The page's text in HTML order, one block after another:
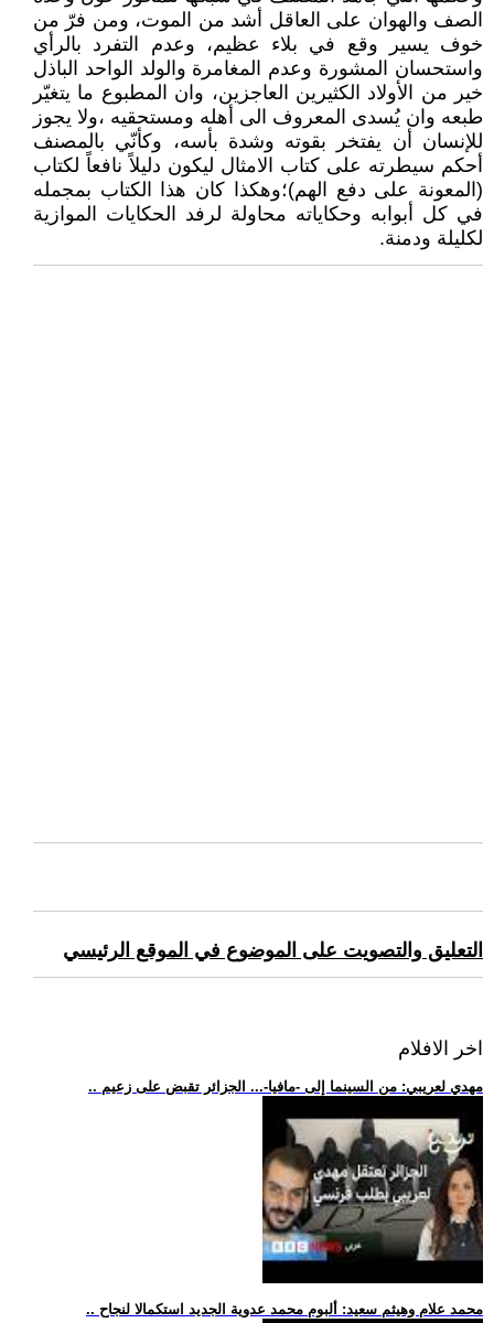
الصف والهوان على العاقل أشد من الموت، ومن فرّ من
خوف يسير وقع في بلاء عظيم، وعدم التفرد بالرأي
واستحسان المشورة وعدم المغامرة والولد الواحد الباذل
خير من الأولاد الكثيرين العاجزين، وان المطبوع ما يتغيّر
طبعه وان يُسدى المعروف الى أهله ومستحقيه ،ولا يجوز
للإنسان أن يفتخر بقوته وشدة بأسه، وكأنّي بالمصنف
أحكم سيطرته على كتاب الامثال ليكون دليلاً نافعاً لكتاب
(المعونة على دفع الهم)؛وهكذا كان هذا الكتاب بمجمله
في كل أبوابه وحكاياته محاولة لرفد الحكايات الموازية
لكليلة ودمنة.
التعليق والتصويت على الموضوع في الموقع الرئيسي
اخر الافلام
.. مهدي لعريبي: من السينما إلى -مافيا-... الجزائر تقبض على زعيم
.. محمد علام وهيثم سعيد: ألبوم محمد عدوية الجديد استكمالا لنجاح